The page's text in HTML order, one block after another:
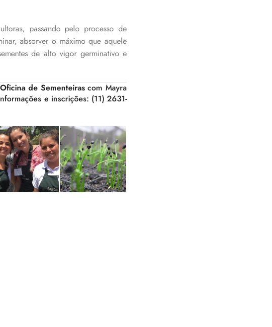
passando pelo processo de
absorver o máximo que aquele
de alto vigor germinativo e
Oficina de Sementeirascom Mayra
e inscrições: (11) 2631-